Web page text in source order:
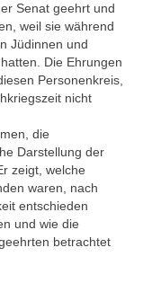
Senat geehrt und
weil sie während
Jüdinnen und
Die Ehrungen
Personenkreis,
nicht
die
Darstellung der
zeigt, welche
waren, nach
entschieden
und wie die
betrachtet